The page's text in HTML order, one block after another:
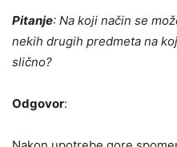
Pitanje: Na koji način se
nekih drugih predmeta na
slično?
Odgovor: